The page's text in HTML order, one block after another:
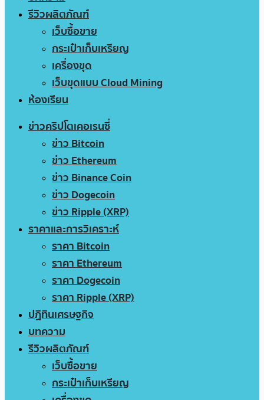
รีวิวผลิตภัณฑ์
เว็บซื้อขาย
กระเป๋าเก็บเหรียญ
เครื่องขุด
เว็บขุดแบบ Cloud Mining
ห้องเรียน
ข่าวคริปโตเคอเรนซี่
ข่าว Bitcoin
ข่าว Ethereum
ข่าว Binance Coin
ข่าว Dogecoin
ข่าว Ripple (XRP)
ราคาและการวิเคราะห์
ราคา Bitcoin
ราคา Ethereum
ราคา Dogecoin
ราคา Ripple (XRP)
ปฏิทินเศรษฐกิจ
บทความ
รีวิวผลิตภัณฑ์
เว็บซื้อขาย
กระเป๋าเก็บเหรียญ